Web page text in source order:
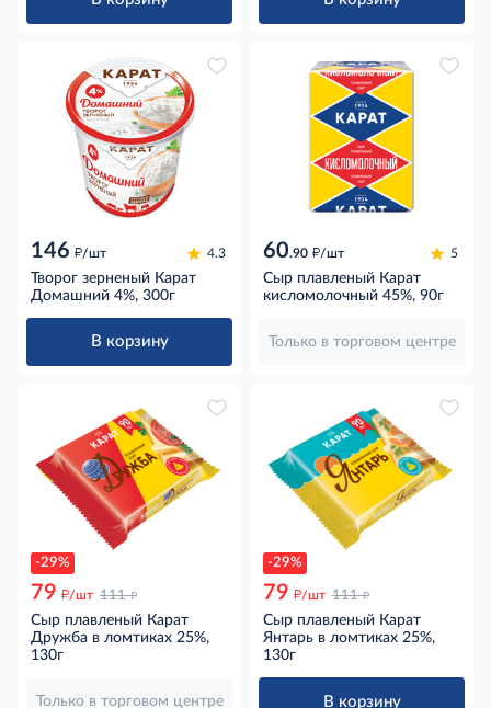
146 д/шт 4.3
Творог зерненый Карат
Домашний 4%, 300г
В корзину
60.90 д/шт 5
Сыр плавленый Карат
кисломолочный 45%, 90г
Только в торговом центре
-29%
79 д/шт 111 д
Сыр плавленый Карат
Дружба в ломтиках 25%,
130г
Только в торговом центре
-29%
79 д/шт 111 д
Сыр плавленый Карат
Янтарь в ломтиках 25%,
130г
В корзину